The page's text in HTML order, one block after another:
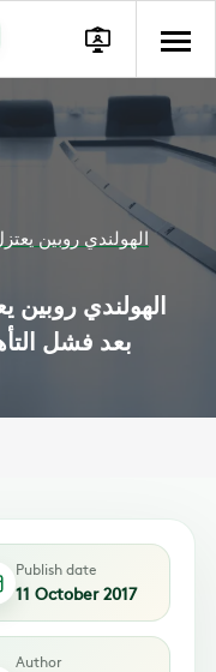
الهولندي روبين
الهولندي روبين
بعد فشل
Publish date
11 October 2017
Author